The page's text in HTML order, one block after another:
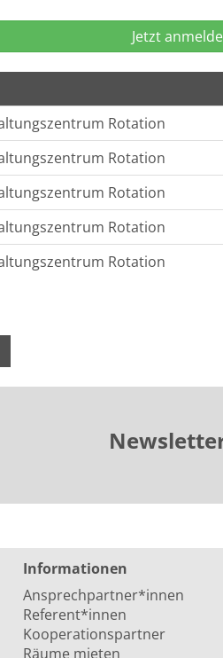
Jetzt
Rotation
Rotation
Rotation
Rotation
Rotation
Informationen
Ansprechpartner*innen
Referent*innen
Kooperationspartner
Räume mieten